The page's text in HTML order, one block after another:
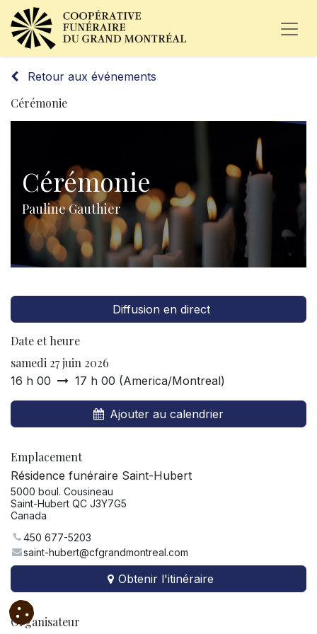
Retour aux événements
Cérémonie
Cérémonie
Pauline Gauthier
Diffusion en direct
Date et heure
samedi 27 juin 2026
16 h 00 17 h 00 (America/Montreal)
Ajouter au calendrier
Emplacement
Résidence funéraire Saint-Hubert
5000 boul. Cousineau
Saint-Hubert QC J3Y7G5
Canada
450 677-5203
saint-hubert@cfgrandmontreal.com
Obtenir l'itinéraire
Organisateur